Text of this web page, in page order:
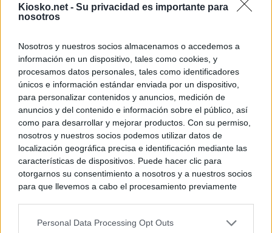
Kiosko.net - Su privacidad es importante para
nosotros
Nosotros y nuestros socios almacenamos o accedemos a
información en un dispositivo, tales como cookies, y
procesamos datos personales, tales como identificadores
únicos e información estándar enviada por un dispositivo,
para personalizar contenidos y anuncios, medición de
anuncios y del contenido e información sobre el público, así
como para desarrollar y mejorar productos. Con su permiso,
nosotros y nuestros socios podemos utilizar datos de
localización geográfica precisa e identificación mediante las
características de dispositivos. Puede hacer clic para
otorgarnos su consentimiento a nosotros y a nuestros socios
para que llevemos a cabo el procesamiento previamente
negar su consentimiento. Tenga en cuenta que algún
Personal Data Processing Opt Outs